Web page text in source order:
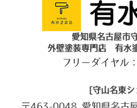
愛知県名古屋市
外壁塗装専門店 有水
フリーダイヤル：
[守山名東シ